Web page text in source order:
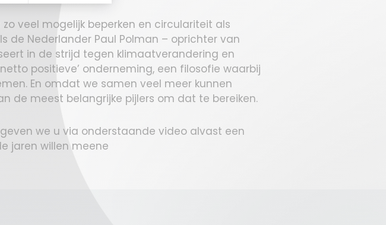
veel mogelijk beperken en circulariteit als
de Nederlander Paul Polman – oprichter van
in de strijd tegen klimaatverandering en
positieve’ onderneming, een filosofie waarbij
En omdat we samen veel meer kunnen
de meest belangrijke pijlers om dat te bereiken.
we u via onderstaande video alvast een
jaren willen meene